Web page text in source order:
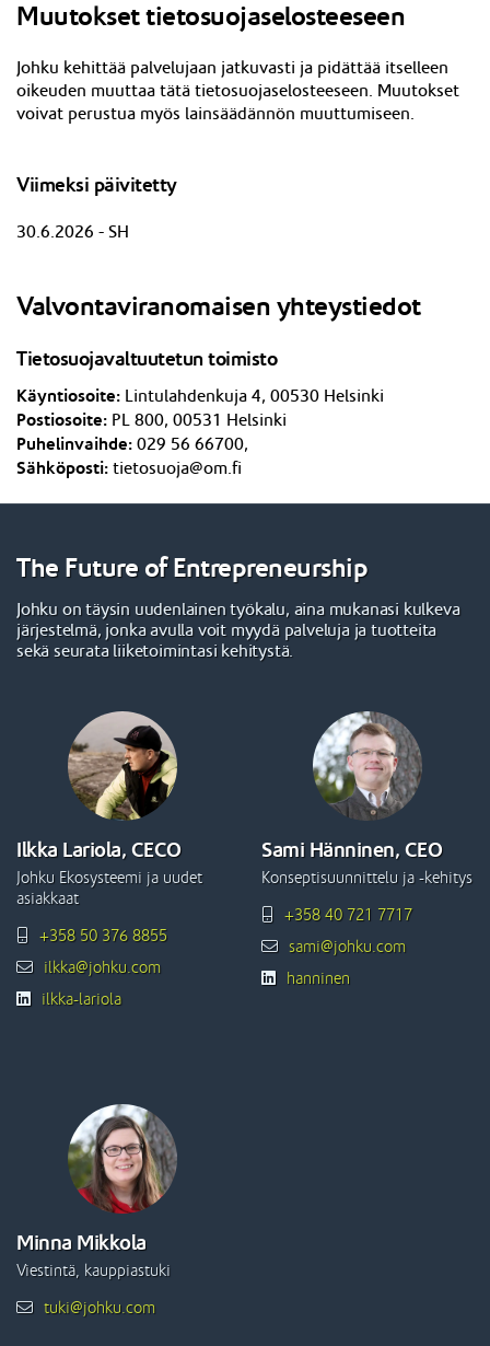
Muutokset tietosuojaselosteeseen
ohku kehittää palvelujaan jatkuvasti ja pidättää itselleen
oikeuden muuttaa tätä tietosuojaselosteeseen. Muutokset
voivat perustua myös lainsäädännön muuttumiseen.
Viimeksi päivitetty
30.6.2026 - SH
Valvontaviranomaisen yhteystiedot
Tietosuojavaltuutetun toimisto
Käyntiosoite: Lintulahdenkuja 4, 00530 Helsinki
Postiosoite: PL 800, 00531 Helsinki
Puhelinvaihde: 029 56 66700,
Sähköposti: tietosuoja@om.fi
The Future of Entrepreneurship
Johku on täysin uudenlainen työkalu, aina mukanasi kulkeva
järjestelmä, jonka avulla voit myydä palveluja ja tuotteita
sekä seurata liiketoimintasi kehitystä.
Ilkka Lariola, CECO
Johku Ekosysteemi ja uudet
asiakkaat
+358 50 376 8855
ilkka@johku.com
ilkka-lariola
Sami Hänninen, CEO
Konseptisuunnittelu ja -kehitys
+358 40 721 7717
sami@johku.com
hanninen
Minna Mikkola
Viestintä, kauppiastuki
tuki@johku.com